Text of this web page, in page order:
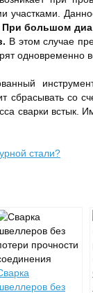
участками.
При большом
В этом случае
одновременно
сбрасывать со
сварки встык.
стали?
без